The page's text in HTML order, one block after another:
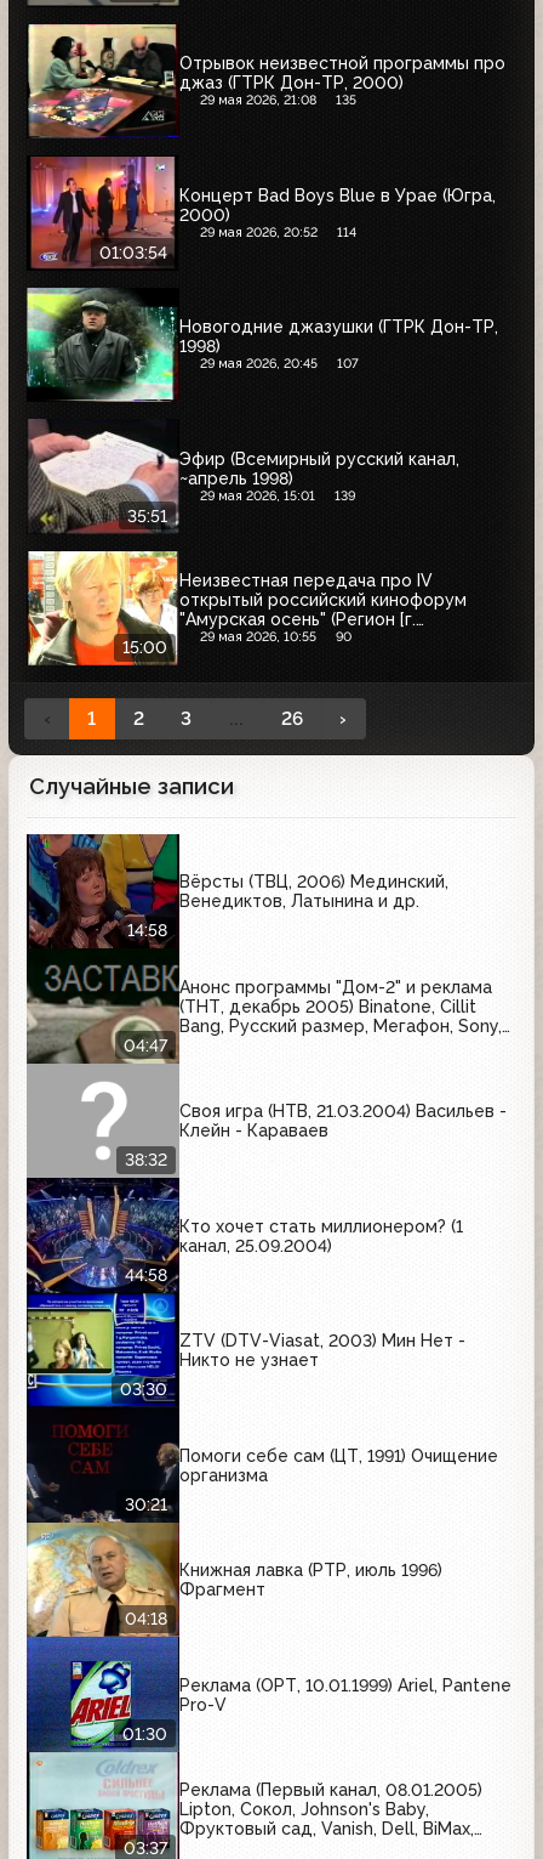
Отрывок неизвестной программы про
джаз (ГТРК Дон-ТР, 2000)
29 мая 2026, 21:08 135
01:03:54
Концерт Bad Boys Blue в Урае (Югра,
2000)
29 мая 2026, 20:52 114
Новогодние джазушки (ГТРК Дон-ТР,
1998)
29 мая 2026, 20:45 107
35:51
Эфир (Всемирный русский канал,
~апрель 1998)
29 мая 2026, 15:01 139
15:00
Неизвестная передача про IV
открытый российский кинофорум
"Амурская осень" (Регион [г.
Свободный], сентябрь 2006) (часть 2-я)
29 мая 2026, 10:55 90
‹ 1 2 3 ... 26 ›
Случайные записи
14:58
Вёрсты (ТВЦ, 2006) Мединский,
Венедиктов, Латынина и др.
04:47
Анонс программы "Дом-2" и реклама
(ТНТ, декабрь 2005) Binatone, Cillit
Bang, Русский размер, Мегафон, Sony,
38:32
Своя игра (НТВ, 21.03.2004) Васильев -
Клейн - Караваев
44:58
Кто хочет стать миллионером? (1
канал, 25.09.2004)
03:30
ZTV (DTV-Viasat, 2003) Мин Нет -
Никто не узнает
30:21
Помоги себе сам (ЦТ, 1991) Очищение
организма
04:18
Книжная лавка (РТР, июль 1996)
Фрагмент
01:30
Реклама (ОРТ, 10.01.1999) Ariel, Pantene
Pro-V
03:37
Реклама (Первый канал, 08.01.2005)
Lipton, Сокол, Johnson's Baby,
Фруктовый сад, Vanish, Dell, BiMax,